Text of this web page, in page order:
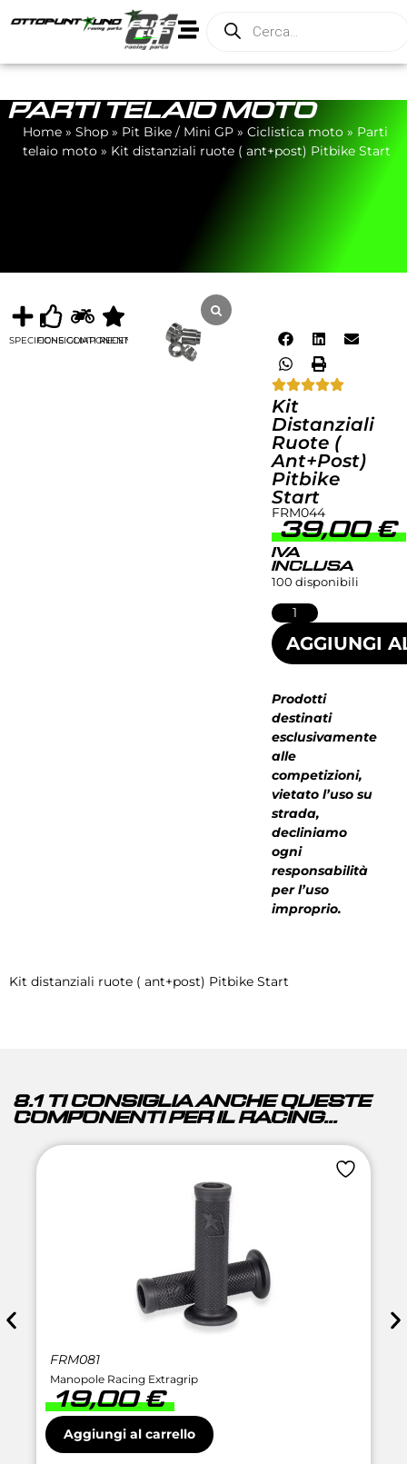
PARTI TELAIO MOTO
Home » Shop » Pit Bike / Mini GP » Ciclistica moto » Parti
telaio moto » Kit distanziali ruote ( ant+post) Pitbike Start
SPECIFICHECONSIGLIATICOMPONENTI
RECENSIONI
Kit
Distanziali
Ruote (
Ant+post)
Pitbike
Start
FRM044
39,00€
IVA
INCLUSA
100 disponibili
AGGIUNGI
Prodotti
destinati
esclusivamente
alle
competizioni,
vietato l’uso su
strada,
decliniamo
ogni
responsabilità
per l’uso
improprio.
Kit distanziali ruote ( ant+post) Pitbike Start
8.1 TI CONSIGLIA ANCHE QUESTE
COMPONENTI PER IL RACING...
FRM081
Manopole Racing Extragrip
19,00€
Aggiungi al carrello